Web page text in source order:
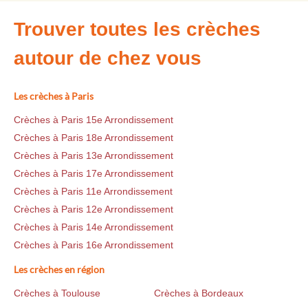
Trouver toutes les crèches
autour de chez vous
Les crèches à Paris
Crèches à Paris 15e Arrondissement
Crèches à Paris 18e Arrondissement
Crèches à Paris 13e Arrondissement
Crèches à Paris 17e Arrondissement
Crèches à Paris 11e Arrondissement
Crèches à Paris 12e Arrondissement
Crèches à Paris 14e Arrondissement
Crèches à Paris 16e Arrondissement
Les crèches en région
Crèches à Toulouse
Crèches à Bordeaux